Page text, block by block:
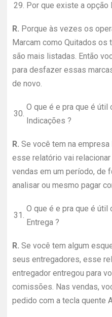
29. Por que existe a opção
R. Porque às vezes os
Marcam como Quitados os
são mais listadas. Então
para desfazer essas
de novo.
30.
O que é e pra que é
Indicações ?
R. Se você tem na
esse relatório vai
vendas em um período, de
analisar ou mesmo pagar
31.
O que é e pra que é
Entrega ?
R. Se você tem algum
seus entregadores, esse
entregador entregou para
comissões. Nas vendas,
pedido com a tecla quente